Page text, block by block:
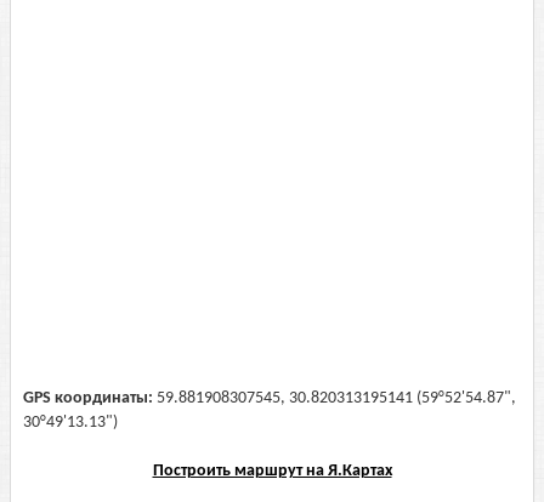
GPS координаты: 59.881908307545, 30.820313195141 (59°52'54.87",
30°49'13.13")
Построить маршрут на Я.Картах